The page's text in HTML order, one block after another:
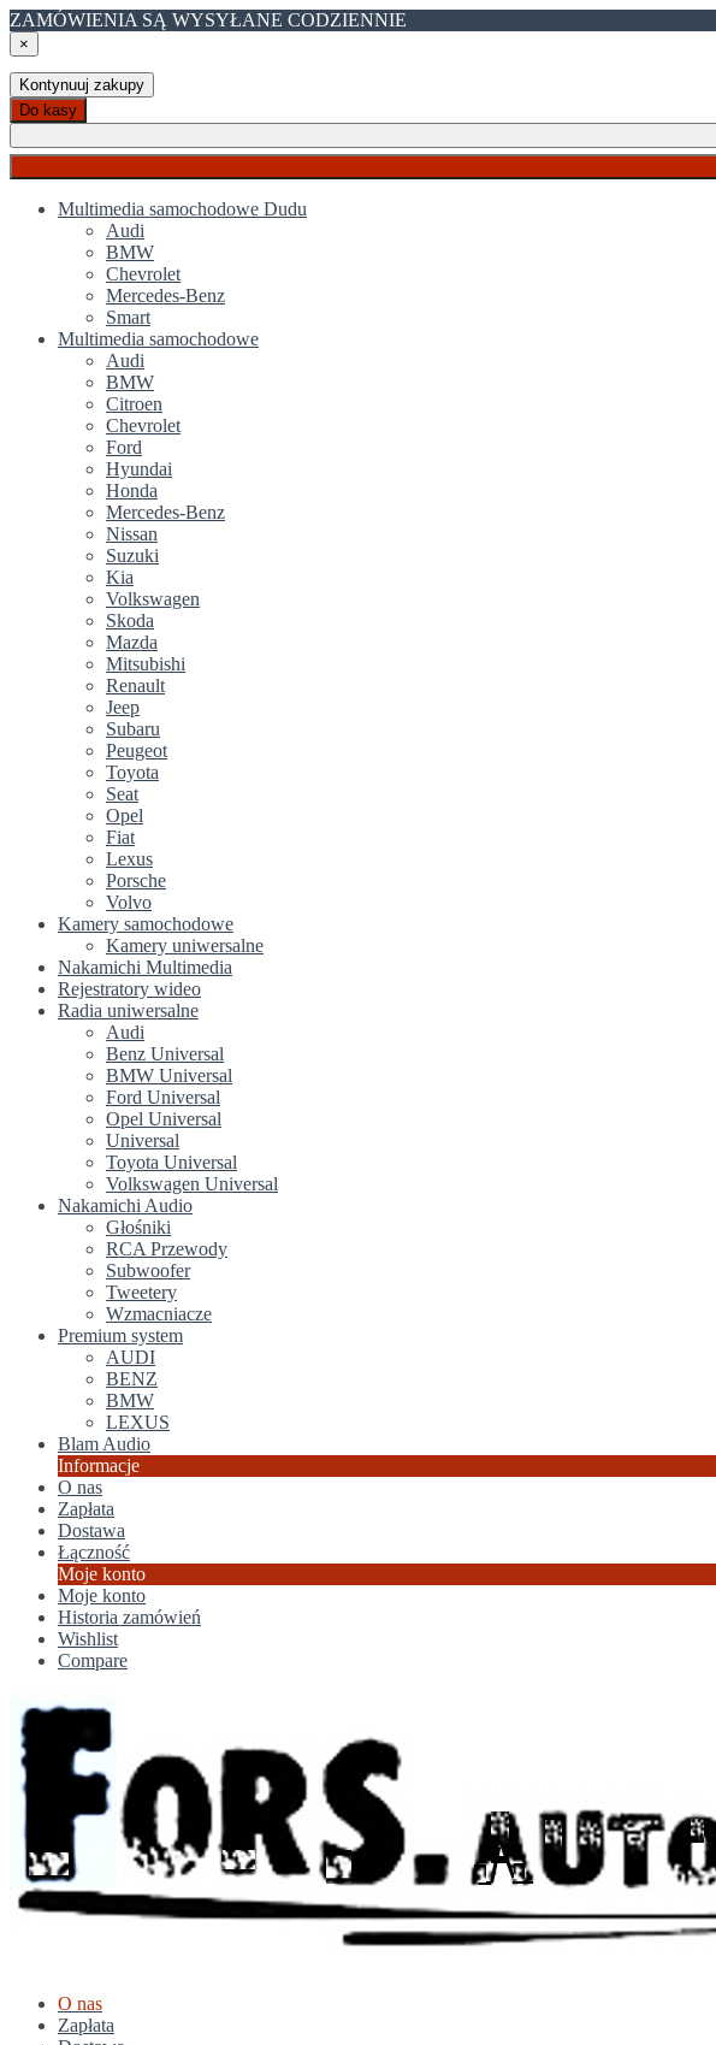
ZAMÓWIENIA SĄ WYSYŁANE CODZIENNIE
×
Kontynuuj zakupy
Do kasy
Multimedia samochodowe Dudu
Audi
BMW
Chevrolet
Mercedes-Benz
Smart
Multimedia samochodowe
Audi
BMW
Citroen
Chevrolet
Ford
Hyundai
Honda
Mercedes-Benz
Nissan
Suzuki
Kia
Volkswagen
Skoda
Mazda
Mitsubishi
Renault
Jeep
Subaru
Peugeot
Toyota
Seat
Opel
Fiat
Lexus
Porsche
Volvo
Kamery samochodowe
Kamery uniwersalne
Nakamichi Multimedia
Rejestratory wideo
Radia uniwersalne
Audi
Benz Universal
BMW Universal
Ford Universal
Opel Universal
Universal
Toyota Universal
Volkswagen Universal
Nakamichi Audio
Głośniki
RCA Przewody
Subwoofer
Tweetery
Wzmacniacze
Premium system
AUDI
BENZ
BMW
LEXUS
Blam Audio
Informacje
O nas
Zapłata
Dostawa
Łączność
Moje konto
Moje konto
Historia zamówień
Wishlist
Compare
O nas
Zapłata